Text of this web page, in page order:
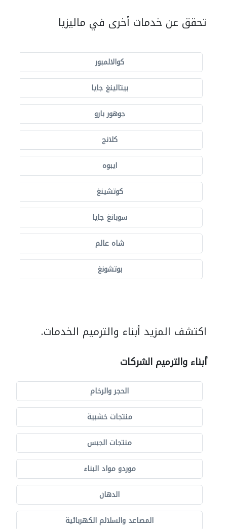
تحقق عن خدمات أخرى في ماليزيا
كوالالمبور
بيتالينغ جايا
جوهور بارو
كلانج
ايبوه
كوتشينغ
سوبانغ جايا
شاه عالم
بوتشونغ
اكتشف المزيد أبناء والترميم الخدمات.
أبناء والترميم الشركات
الحجر والرخام
منتجات خشبية
منتجات الجبس
موردو مواد البناء
الدهان
المصاعد والسلالم الكهربائية